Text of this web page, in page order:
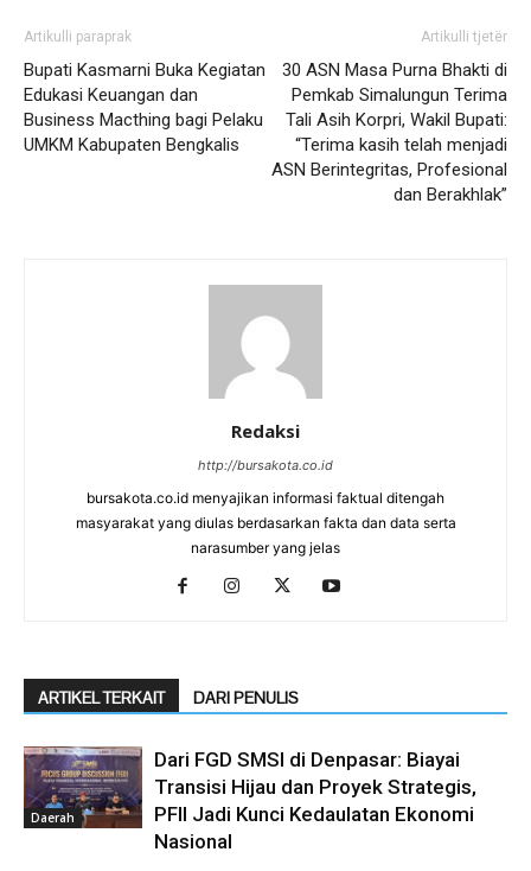
Artikulli paraprak
Bupati Kasmarni Buka Kegiatan
Edukasi Keuangan dan
Business Macthing bagi Pelaku
UMKM Kabupaten Bengkalis
Artikulli tjetër
30 ASN Masa Purna Bhakti di
Pemkab Simalungun Terima
Tali Asih Korpri, Wakil Bupati:
“Terima kasih telah menjadi
ASN Berintegritas, Profesional
dan Berakhlak”
Redaksi
http://bursakota.co.id
bursakota.co.id menyajikan informasi faktual ditengah
masyarakat yang diulas berdasarkan fakta dan data serta
narasumber yang jelas
ARTIKEL TERKAIT DARI PENULIS
Daerah
Dari FGD SMSI di Denpasar: Biayai
Transisi Hijau dan Proyek Strategis,
PFII Jadi Kunci Kedaulatan Ekonomi
Nasional